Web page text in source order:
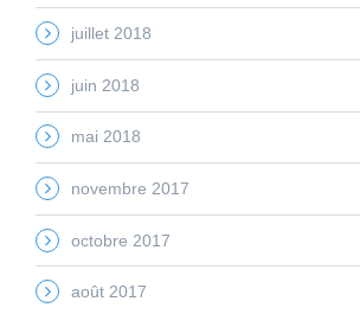
juillet 2018
juin 2018
mai 2018
novembre 2017
octobre 2017
août 2017